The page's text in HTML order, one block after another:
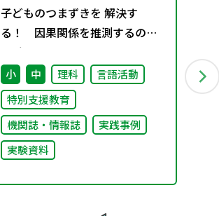
子どものつまずきを 解決す
る！ 因果関係を推測するのが
苦手
小 中 理科
言語活動
特別支援教育
機関誌・情報誌
実践事例
実験資料